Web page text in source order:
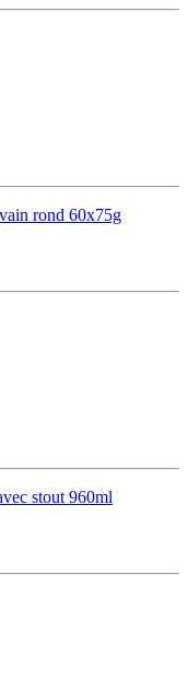
rond 60x75g
stout 960ml